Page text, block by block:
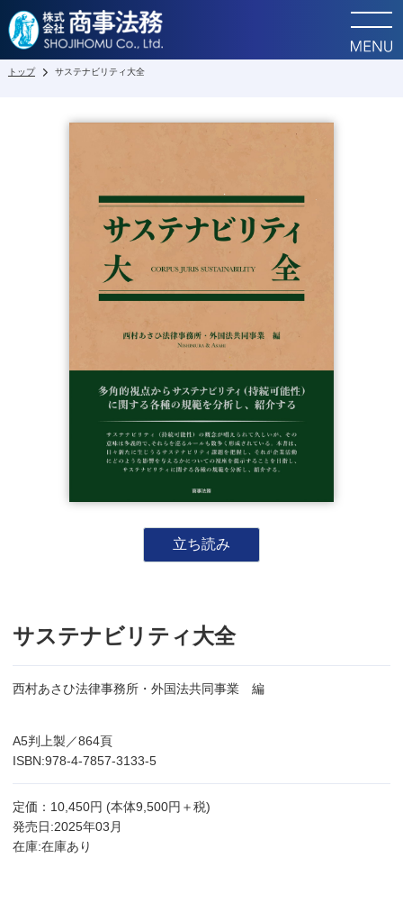
トップ サステナビリティ大全
立ち読み
サステナビリティ大全
西村あさひ法律事務所・外国法共同事業 編
A5判上製／864頁
ISBN:978-4-7857-3133-5
定価：10,450円 (本体9,500円＋税)
発売日:2025年03月
在庫:在庫あり